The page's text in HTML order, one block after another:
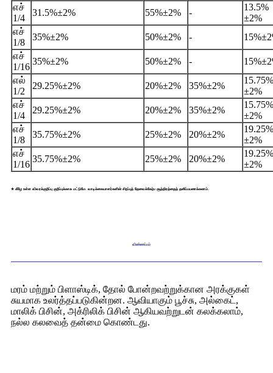
எச்
1/4
31.5%±2% 55%±2% -
13.5%
±2%
எச்
1/8
35%±2% 50%±2% - 15%±
எச்
1/16
35%±2% 50%±2% - 15%±
எல்
1/2
29.25%±2% 20%±2% 35%±2%
15.75%
±2%
எச்
1/4
29.25%±2% 20%±2% 35%±2%
15.75%
±2%
எச்
1/8
35.75%±2% 25%±2% 20%±2%
19.25%
±2%
எச்
1/16
35.75%±2% 25%±2% 20%±2%
19.25%
±2%
★ கீழே உள்ள விவரக்குறிப்பு குறிப்புக்காக மட்டுமே. வாடிக்கையாளர்களின் சிறப்புத் தேவைக்கேற்ப சூத்திரத்தைத் தனிப்பயனாக்கலாம்.
விண்ணப்பம்
மரம் மற்றும் பிளாஸ்டிக், தோல் போன்றவற்றுக்கான அரக்குகள்
சுயமாக உலர்த்தப்படுகின்றன. ஆவியாகும் பூச்சு, அல்கைட்,
மாலிக் பிசின், அக்ரிலிக் பிசின் ஆகியவற்றுடன் கலக்கலாம்,
நல்ல கலவைத் தன்மை கொண்டது.